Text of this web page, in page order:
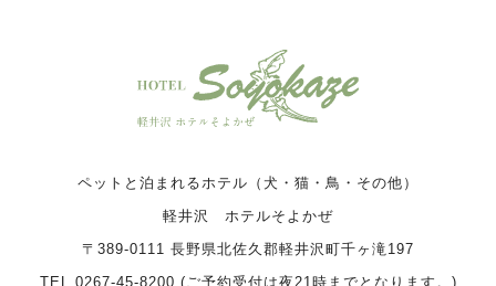
ペットと泊まれるホテル（犬・猫・鳥・その他）
軽井沢 ホテルそよかぜ
〒389-0111 長野県北佐久郡軽井沢町千ヶ滝197
TEL 0267-45-8200 (ご予約受付は夜21時までとなります。)